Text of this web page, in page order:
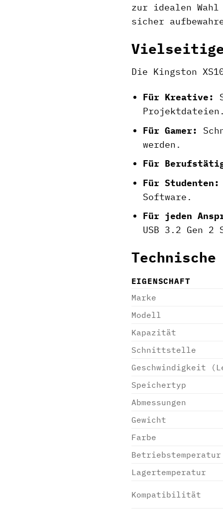
zur idealen
sicher
Die Kingston
Für Kreative:
Für Gamer:
werden.
Für
Für Studenten:
Software.
Für jeden
USB 3.2 Gen
EIGENSCHAFT
Marke
Modell
Kapazität
Schnittstelle
Geschwindigkeit
Speichertyp
Abmessungen
Gewicht
Farbe
Betriebstemperatur
Lagertemperatur
Kompatibilität